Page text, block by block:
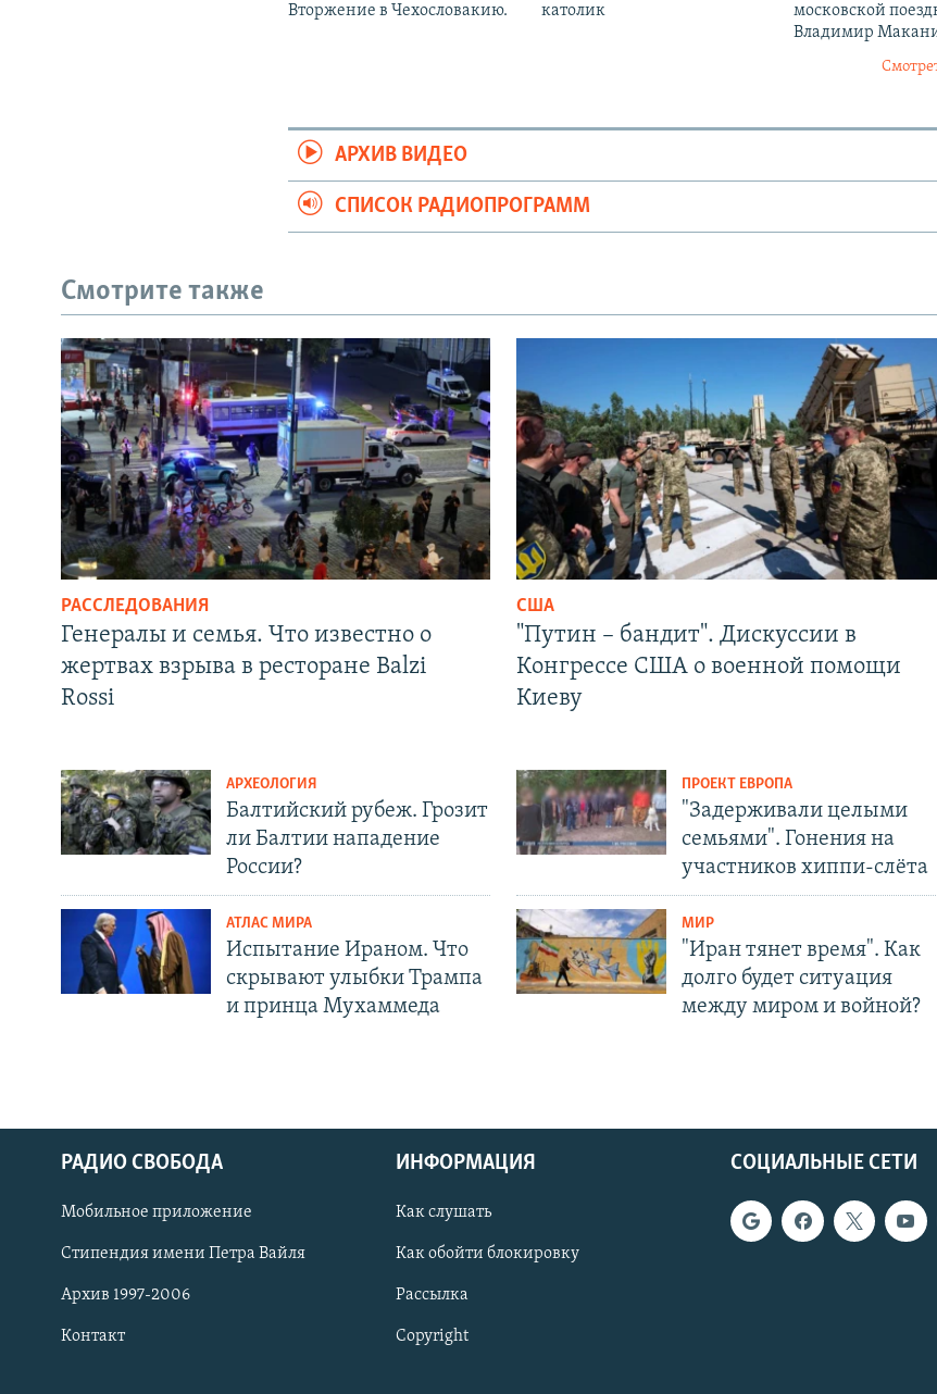
СОЦИАЛЬНЫЕ СЕТИ
Вторжение в Чехословакию.
католик
московской
Владимир
АРХИВ ВИДЕО
СПИСОК РАДИОПРОГРАММ
Смотрите также
РАССЛЕДОВАНИЯ
Генералы и семья. Что известно о
жертвах взрыва в ресторане Balzi
Rossi
США
"Путин – бандит". Дискуссии в
Конгрессе США о военной помощи
Киеву
АРХЕОЛОГИЯ
Балтийский рубеж. Грозит
ли Балтии нападение
России?
АТЛАС МИРА
Испытание Ираном. Что
скрывают улыбки Трампа
и принца Мухаммеда
ПРОЕКТ ЕВРОПА
"Задерживали целыми
семьями". Гонения на
участников хиппи-слёта
МИР
"Иран тянет время". Как
долго будет ситуация
между миром и войной?
СОЦИАЛЬНЫЕ СЕТИ
РАДИО СВОБОДА
Мобильное приложение
Стипендия имени Петра Вайля
Архив 1997-2006
Контакт
ИНФОРМАЦИЯ
Как слушать
Как обойти блокировку
Рассылка
Copyright